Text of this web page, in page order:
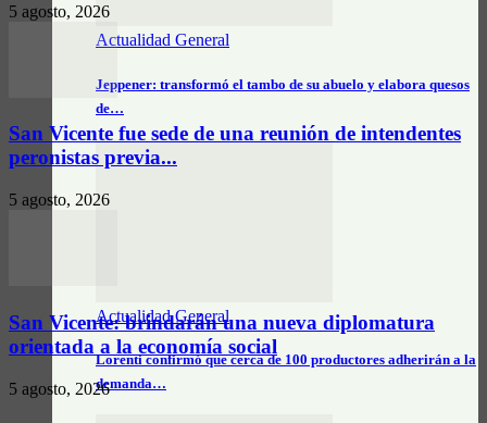
Actualidad General
Jeppener: transformó el tambo de su abuelo y elabora quesos
de…
Actualidad General
Lorenti confirmó que cerca de 100 productores adherirán a la
demanda…
5 agosto, 2026
San Vicente fue sede de una reunión de intendentes
peronistas previa...
5 agosto, 2026
San Vicente: brindarán una nueva diplomatura
orientada a la economía social
5 agosto, 2026